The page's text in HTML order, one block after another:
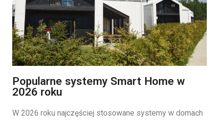
Popularne systemy Smart Home w
2026 roku
W 2026 roku najczęściej stosowane systemy w domach